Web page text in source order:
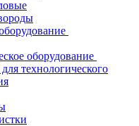
оборудование
технологического